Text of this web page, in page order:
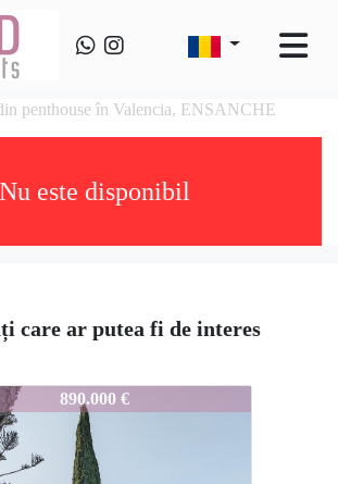
penthouse în Valencia, ENSANCHE
Nu este disponibil
care ar putea fi de interes
890.000 €